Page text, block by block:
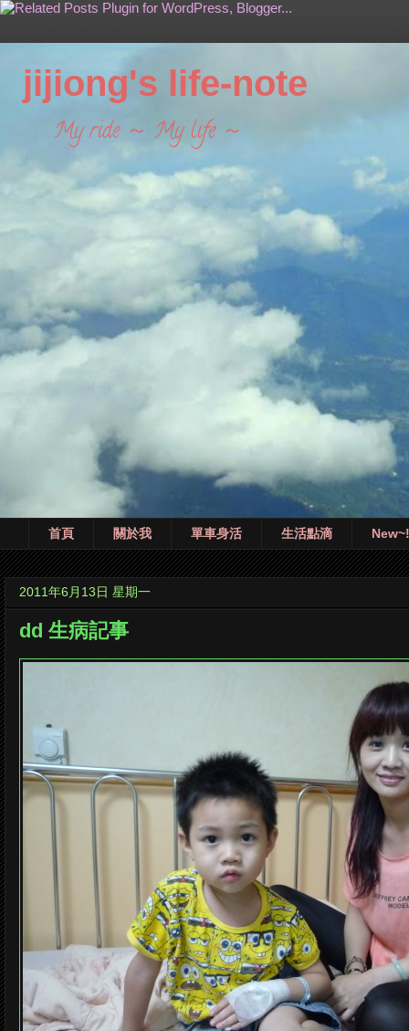
life-note
ride ～ My life ～
首頁 關於我 單車身活 生活點滴
2011年6月13日 星期一
dd 生病記事